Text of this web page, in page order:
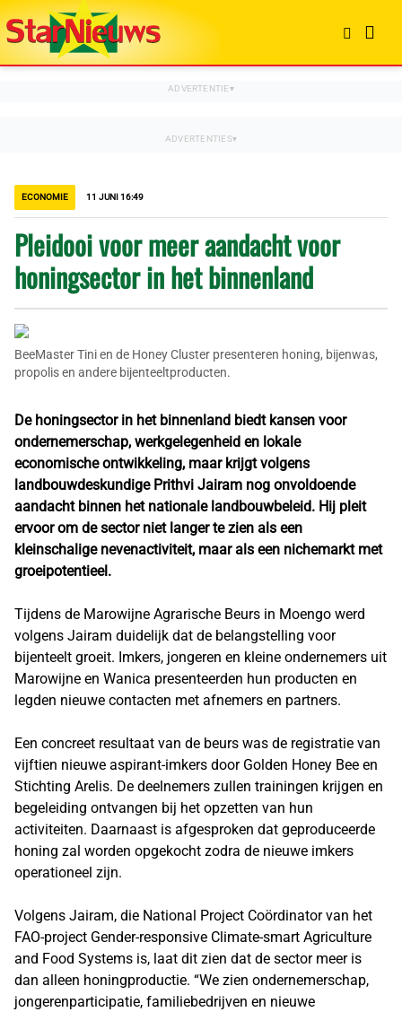
ECONOMIE 11 JUNI 16:49
Pleidooi voor meer aandacht voor
honingsector in het binnenland
BeeMaster Tini en de Honey Cluster presenteren honing, bijenwas,
propolis en andere bijenteeltproducten.
De honingsector in het binnenland biedt kansen voor
ondernemerschap, werkgelegenheid en lokale
economische ontwikkeling, maar krijgt volgens
landbouwdeskundige Prithvi Jairam nog onvoldoende
aandacht binnen het nationale landbouwbeleid. Hij pleit
ervoor om de sector niet langer te zien als een
kleinschalige nevenactiviteit, maar als een nichemarkt met
groeipotentieel.
Tijdens de Marowijne Agrarische Beurs in Moengo werd
volgens Jairam duidelijk dat de belangstelling voor
bijenteelt groeit. Imkers, jongeren en kleine ondernemers uit
Marowijne en Wanica presenteerden hun producten en
legden nieuwe contacten met afnemers en partners.
Een concreet resultaat van de beurs was de registratie van
vijftien nieuwe aspirant-imkers door Golden Honey Bee en
Stichting Arelis. De deelnemers zullen trainingen krijgen en
begeleiding ontvangen bij het opzetten van hun
activiteiten. Daarnaast is afgesproken dat geproduceerde
honing zal worden opgekocht zodra de nieuwe imkers
operationeel zijn.
Volgens Jairam, die National Project Coördinator van het
FAO-project Gender-responsive Climate-smart Agriculture
and Food Systems is, laat dit zien dat de sector meer is
dan alleen honingproductie. “We zien ondernemerschap,
jongerenparticipatie, familiebedrijven en nieuwe